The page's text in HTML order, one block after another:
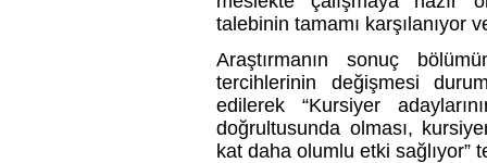
talebinin tamamı karşılanıyor
Araştırmanın sonuç
tercihlerinin değişmesi
edilerek “Kursiyer
doğrultusunda olması,
kat daha olumlu etki sağlıyor”